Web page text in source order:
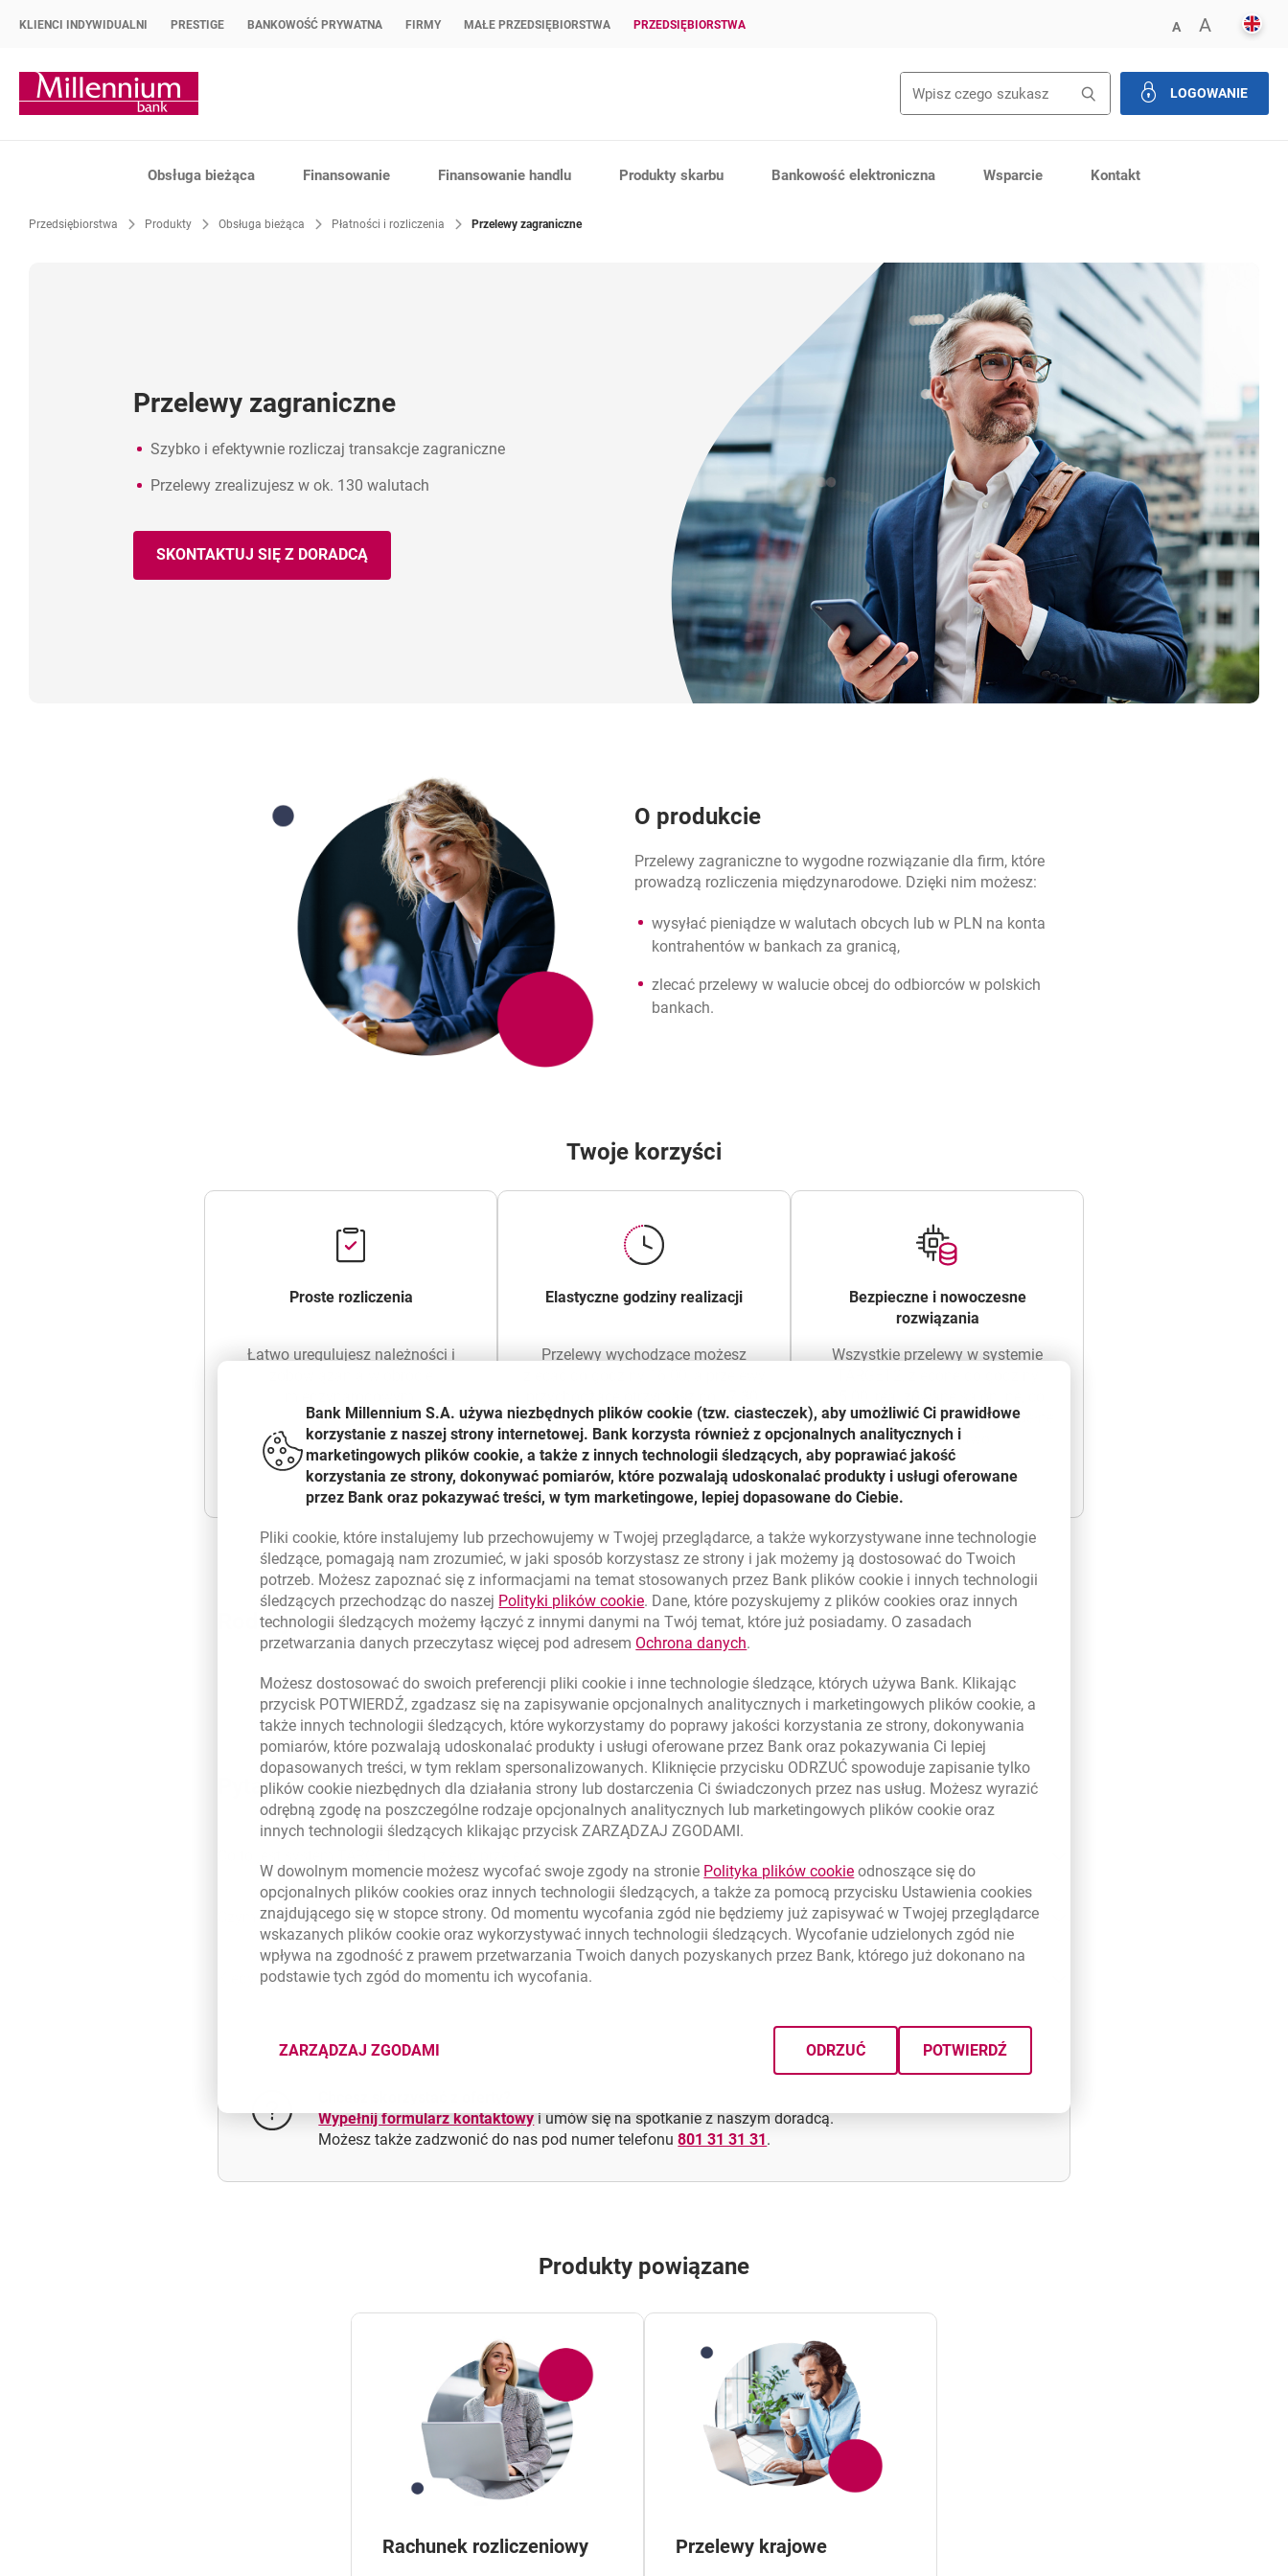
KLIENCI INDYWIDUALNI PRESTIGE BANKOWOŚĆ PRYWATNA FIRMY MAŁE PRZEDSIĘBIORSTWA PRZEDSIĘBIORSTWA AZMNIEJSZ FONT
A
Strona główna Bank Millennium
LOGOWANIE
Obsługa bieżąca Finansowanie Finansowanie handlu Produkty skarbu Bankowość elektroniczna Wsparcie Kontakt
Przedsiębiorstwa Produkty Obsługa bieżąca Płatności i rozliczenia Przelewy zagraniczne
Przelewy zagraniczne
Szybko i efektywnie rozliczaj transakcje zagraniczne
Przelewy zrealizujesz w ok. 130 walutach
SKONTAKTUJ SIĘ Z DORADCĄ
O produkcie
Przelewy zagraniczne to wygodne rozwiązanie dla firm, które
prowadzą rozliczenia międzynarodowe. Dzięki nim możesz:
wysyłać pieniądze w walutach obcych lub w PLN na konta
kontrahentów w bankach za granicą,
zlecać przelewy w walucie obcej do odbiorców w polskich
bankach.
Twoje korzyści
Proste rozliczenia
Łatwo uregulujesz należności i
Elastyczne godziny realizacji
Przelewy wychodzące możesz
Bezpieczne i nowoczesne
rozwiązania
Wszystkie przelewy w systemie
zapewnia szybkość obsługi i pełne
bezpieczeństwo.
Rodzaje przelewów zagranicznych
Pytania i odpowiedzi
Czym jest SWIFT MT101 polecenie zapłaty?
Kiedy odbiorca otrzyma przelew zagraniczny?
link otwiera się w nowym oknie - plik pdf
otwiera się w nowej karcie
Wypełnij formularz kontaktowyi umów się na spotkanie z naszym doradcą.
Możesz także zadzwonić do nas pod numer telefonu801 31 31 31 .
Produkty powiązane
Rachunek rozliczeniowy Przelewy krajowe
Bank Millennium S.A. używa niezbędnych plikówcookie (tzw. ciasteczek), aby umożliwić Ci prawidłowe
korzystanie z naszej strony internetowej. Bank korzysta również z opcjonalnych analitycznych i
marketingowych plików cookie, a także z innych technologii śledzących, aby poprawiać jakość
korzystania ze strony, dokonywać pomiarów, które pozwalają udoskonalać produkty i usługi oferowane
przez Bank oraz pokazywać treści, w tym marketingowe, lepiej dopasowane do Ciebie.
Plikicookie, które instalujemy lub przechowujemy w Twojej przeglądarce, a także wykorzystywane inne technologie
śledzące, pomagają nam zrozumieć, w jaki sposób korzystasz ze strony i jak możemy ją dostosować do Twoich
potrzeb. Możesz zapoznać się z informacjami na temat stosowanych przez Bank plikówcookie i innych technologii
śledzących przechodząc do naszej Polityki plikówcookielink otwiera się w nowym oknie
. Dane, które pozyskujemy z plikówcookies oraz innych
technologii śledzących możemy łączyć z innymi danymi na Twój temat, które już posiadamy. O zasadach
przetwarzania danych przeczytasz więcej pod adresem Ochrona danychlink otwiera się w nowym oknie
.
Możesz dostosować do swoich preferencji plikicookie i inne technologie śledzące, których używa Bank. Klikając
przycisk POTWIERDŹ, zgadzasz się na zapisywanie opcjonalnych analitycznych i marketingowych plikówcookie, a
także innych technologii śledzących, które wykorzystamy do poprawy jakości korzystania ze strony, dokonywania
pomiarów, które pozwalają udoskonalać produkty i usługi oferowane przez Bank oraz pokazywania Ci lepiej
dopasowanych treści, w tym reklam spersonalizowanych. Kliknięcie przycisku ODRZUĆ spowoduje zapisanie tylko
plikówcookie niezbędnych dla działania strony lub dostarczenia Ci świadczonych przez nas usług. Możesz wyrazić
odrębną zgodę na poszczególne rodzaje opcjonalnych analitycznych lub marketingowych plikówcookie oraz
innych technologii śledzących klikając przycisk ZARZĄDZAJ ZGODAMI.
W dowolnym momencie możesz wycofać swoje zgody na stronie Polityka plikówcookielink otwiera się w nowym oknie
odnoszące się do
opcjonalnych plikówcookies oraz innych technologii śledzących, a także za pomocą przycisku Ustawieniacookies
znajdującego się w stopce strony. Od momentu wycofania zgód nie będziemy już zapisywać w Twojej przeglądarce
wskazanych plikówcookie oraz wykorzystywać innych technologii śledzących. Wycofanie udzielonych zgód nie
wpływa na zgodność z prawem przetwarzania Twoich danych pozyskanych przez Bank, którego już dokonano na
podstawie tych zgód do momentu ich wycofania.
ZARZĄDZAJ ZGODAMI
DOTYCZĄCYMI PLIKÓW
ODRZUĆ POTWIERDŹ